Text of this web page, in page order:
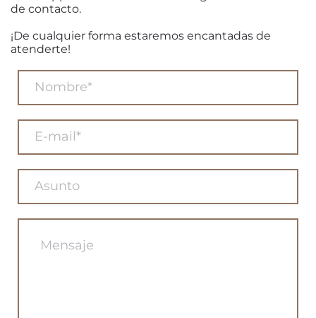
de contacto.
¡De cualquier forma estaremos encantadas de
atenderte!